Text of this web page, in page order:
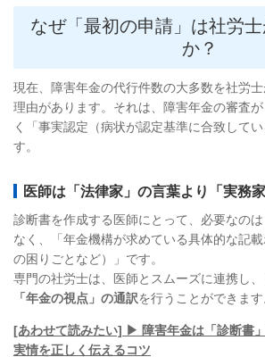
なぜ「最初の申請」は社労
か？
現在、障害年金の代行件数の大多数を社労
理由があります。それは、障害年金の審査
く「事実認定（病状が認定基準に合致して
す。
医師は「法律家」の言葉より「実務
診断書を作成する医師にとって、必要なの
なく、「年金機構が求めている具体的な記
の困りごとなど）」です。
専門の社労士は、医師とスムーズに連携し、
「年金の視点」の通訳を行うことができます
[あわせて読みたい] ▶ 障害年金は「診断書
実情を正しく伝えるコツ